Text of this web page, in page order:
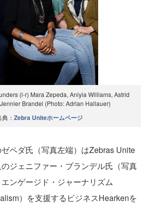
(l-r) Mara Zepeda, Aniyia Williams, Astrid
Brandel (Photo: Adrian Hallauer)
： Zebra Uniteホームページ
ペダ氏（写真左端）はZebras Unite
ジェニファー・ブランデル氏（写真
ンゲージド・ジャーナリズム
）を支援するビジネスHearkenを